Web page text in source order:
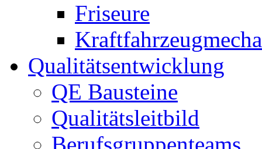
Friseure
Qualitätsentwicklung
QE Bausteine
Qualitätsleitbild